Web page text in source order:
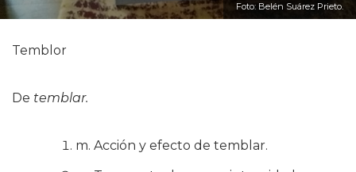
Foto: Belén Suárez Prieto.
Temblor
De temblar.
m. Acción y efecto de temblar.